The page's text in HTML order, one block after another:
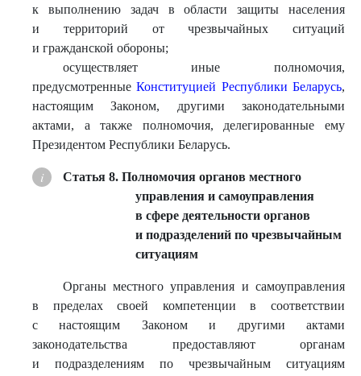
к выполнению задач в области защиты населения
и территорий от чрезвычайных ситуаций
и гражданской обороны;
осуществляет иные полномочия,
предусмотренныеКонституцией Республики Беларусь,
настоящим Законом, другими законодательными
актами, а также полномочия, делегированные ему
Президентом Республики Беларусь.
Статья 8. Полномочия органов местного
управления и самоуправления
в сфере деятельности органов
и подразделений по чрезвычайным
ситуациям
Органы местного управления и самоуправления
в пределах своей компетенции в соответствии
с настоящим Законом и другими актами
законодательства предоставляют органам
и подразделениям по чрезвычайным ситуациям